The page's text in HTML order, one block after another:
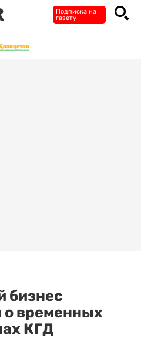
Подписка на
газету
бизнес
о временных
КГД